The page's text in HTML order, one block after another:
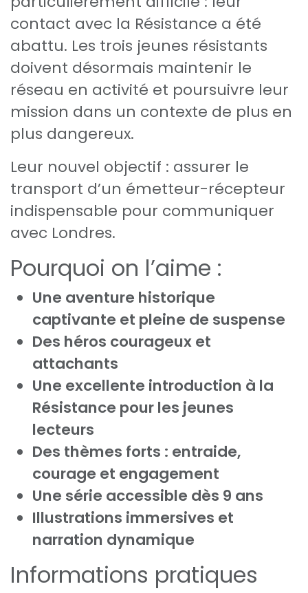
contact avec la Résistance a été
abattu. Les trois jeunes résistants
doivent désormais maintenir le
réseau en activité et poursuivre leur
mission dans un contexte de plus en
plus dangereux.
Leur nouvel objectif : assurer le
transport d’un émetteur-récepteur
indispensable pour communiquer
avec Londres.
Pourquoi on l’aime :
Une aventure historique
captivante et pleine de suspense
Des héros courageux et
attachants
Une excellente introduction à la
Résistance pour les jeunes
lecteurs
Des thèmes forts : entraide,
courage et engagement
Une série accessible dès 9 ans
Illustrations immersives et
narration dynamique
Informations pratiques